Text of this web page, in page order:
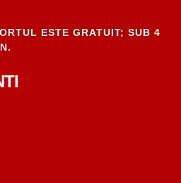
ESTE GRATUIT; SUB 4